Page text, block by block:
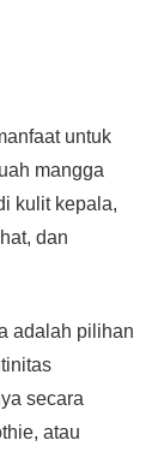
untuk
mangga
kulit kepala,
dan
adalah pilihan
secara
atau